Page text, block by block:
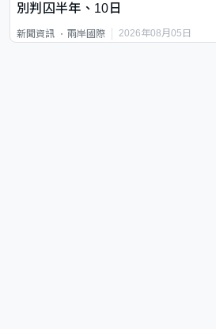
別判囚半年、10日
新聞資訊 兩岸國際 2026年08月05日